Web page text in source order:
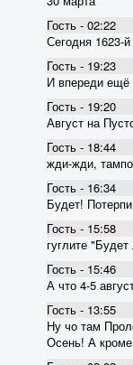
Гость - 02:22
Сегодня 1623-
Гость - 19:23
И впереди ещё
Гость - 19:20
Август на
Гость - 18:44
жди-жди,
Гость - 16:34
Будет!
Гость - 15:58
гуглите
Гость - 15:46
А что 4-5
Гость - 13:55
Ну чо там
Осень! А кроме